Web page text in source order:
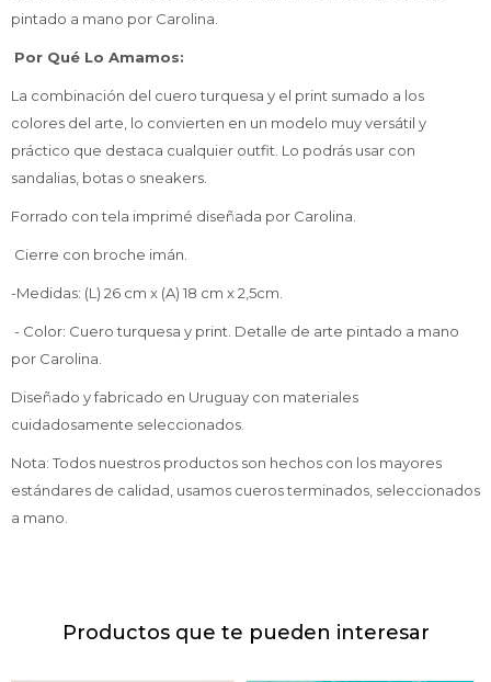
pintado a mano por Carolina.
Por Qué Lo Amamos:
La combinación del cuero turquesa y el print sumado a los
colores del arte, lo convierten en un modelo muy versátil y
práctico que destaca cualquier outfit. Lo podrás usar con
sandalias, botas o sneakers.
Forrado con tela imprimé diseñada por Carolina.
Cierre con broche imán.
-Medidas: (L) 26 cm x (A) 18 cm x 2,5cm.
- Color: Cuero turquesa y print. Detalle de arte pintado a mano
por Carolina.
Diseñado y fabricado en Uruguay con materiales
cuidadosamente seleccionados.
Nota: Todos nuestros productos son hechos con los mayores
estándares de calidad, usamos cueros terminados, seleccionados
a mano.
Productos que te pueden interesar